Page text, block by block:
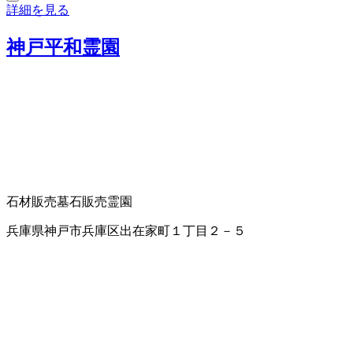
詳細を見る
神戸平和霊園
石材販売墓石販売霊園
兵庫県神戸市兵庫区出在家町１丁目２－５